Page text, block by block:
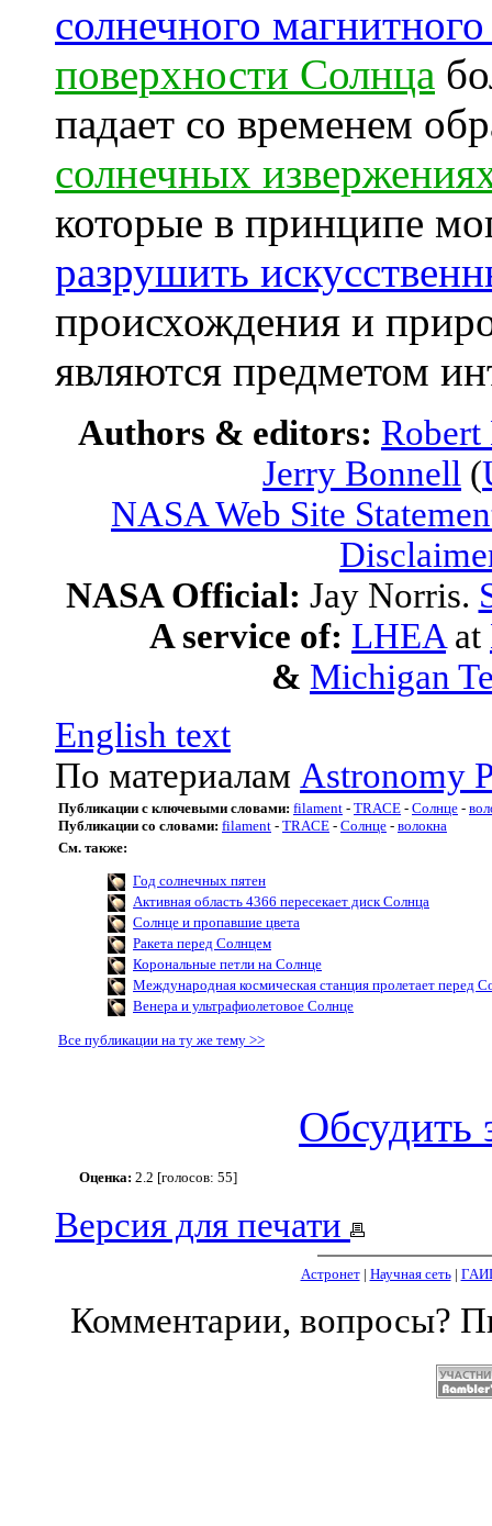
солнечного
поверхности Солнца
падает со временем
солнечных
которые в принципе
разрушить
происхождения и
являются предметом
Authors & editors:
Jerry Bonnell (
NASA Web Site
NASA Official: Jay Norris.
A service of: LHEA at
& Michigan
English text
По материалам Astronomy
Публикации с ключевыми словами: filament - TRACE - Солнце -
Публикации со словами: filament - TRACE - Солнце - волокна
См. также:
Год солнечных пятен
Активная область 4366 пересекает диск Солнца
Солнце и пропавшие цвета
Ракета перед Солнцем
Корональные петли на Солнце
Международная космическая станция пролетает перед
Венера и ультрафиолетовое Солнце
Все публикации на ту же тему >>
Обсудить
Оценка: 2.2 [голосов: 55]
Версия для печати
Астронет| Научная сеть|
Комментарии, вопросы?